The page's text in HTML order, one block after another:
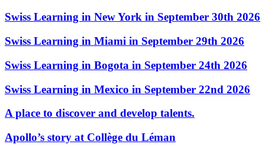
Swiss Learning in New York in September 30th 2026
Swiss Learning in Miami in September 29th 2026
Swiss Learning in Bogota in September 24th 2026
Swiss Learning in Mexico in September 22nd 2026
A place to discover and develop talents.
Apollo’s story at Collège du Léman